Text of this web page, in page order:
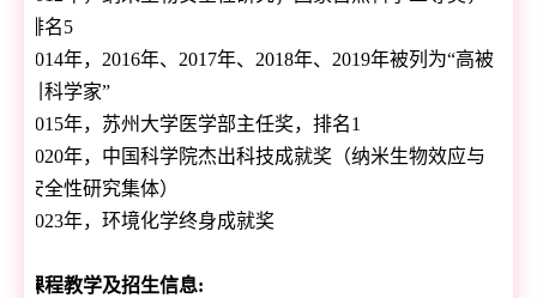
排名5
2014年， 2016年、 2017年、 2018年、 2019年被列为“高被
引科学家”
2015年，苏州大学医学部主任奖，排名1
2020年，中国科学院杰出科技成就奖（纳米生物效应与
安全性研究集体）
2023年，环境化学终身成就奖
课程教学及招生信息: